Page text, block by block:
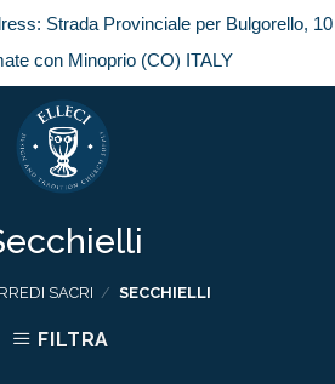
Strada Provinciale per Bulgorello, 10
con Minoprio (CO) ITALY
SACRI / SECCHIELLI
FILTRA